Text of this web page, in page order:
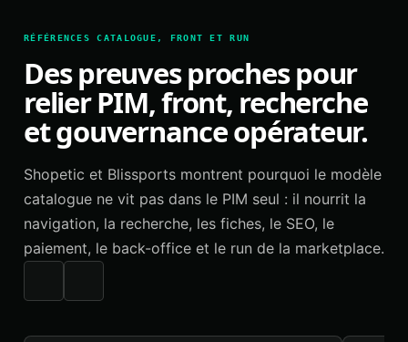
RÉFÉRENCES CATALOGUE, FRONT ET RUN
Des preuves proches pour
relier PIM, front, recherche
et gouvernance opérateur.
Shopetic et Blissports montrent pourquoi le modèle
catalogue ne vit pas dans le PIM seul : il nourrit la
navigation, la recherche, les fiches, le SEO, le
paiement, le back-office et le run de la marketplace.